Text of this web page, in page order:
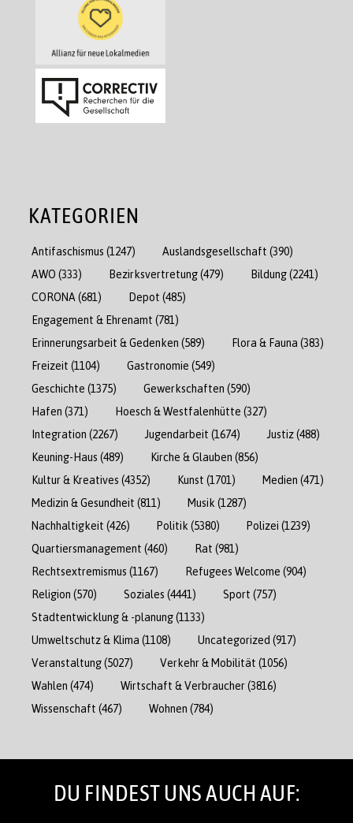
KATEGORIEN
Antifaschismus (1247) Auslandsgesellschaft (390)
AWO (333) Bezirksvertretung(479) Bildung(2241)
CORONA (681) Depot (485)
Engagement & Ehrenamt (781)
Erinnerungsarbeit & Gedenken (589) Flora & Fauna (383)
Freizeit (1104) Gastronomie (549)
Geschichte (1375) Gewerkschaften (590)
Hafen (371) Hoesch & Westfalenhütte (327)
Integration (2267) Jugendarbeit (1674) Justiz(488)
Keuning-Haus (489) Kirche & Glauben (856)
Kultur & Kreatives (4352) Kunst (1701) Medien (471)
Medizin & Gesundheit (811) Musik (1287)
Nachhaltigkeit (426) Politik (5380) Polizei (1239)
Quartiersmanagement (460) Rat (981)
Rechtsextremismus (1167) Refugees Welcome (904)
Religion (570) Soziales (4441) Sport (757)
Stadtentwicklung & -planung(1133)
Umweltschutz & Klima (1108) Uncategorized (917)
Veranstaltung(5027) Verkehr & Mobilität (1056)
Wahlen (474) Wirtschaft & Verbraucher(3816)
Wissenschaft (467) Wohnen (784)
DU FINDEST UNS AUCH AUF: